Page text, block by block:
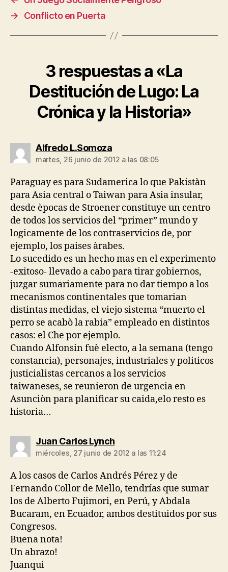
→
Conflicto en Puerta
3 respuestas a «La
Destitución de Lugo: La
Crónica y la Historia»
Alfredo L.Somozadice:
martes, 26 junio de 2012 a las 08:05
Paraguay es para Sudamerica lo que Pakistàn
para Asia central o Taiwan para Asia insular,
desde èpocas de Stroener constituye un centro
de todos los servicios del “primer” mundo y
logicamente de los contraservicios de, por
ejemplo, los paises àrabes.
Lo sucedido es un hecho mas en el experimento
-exitoso- llevado a cabo para tirar gobiernos,
juzgar sumariamente para no dar tiempo a los
mecanismos continentales que tomarian
distintas medidas, el viejo sistema “muerto el
perro se acabò la rabia” empleado en distintos
casos: el Che por ejemplo.
Cuando Alfonsin fuè electo, a la semana (tengo
constancia), personajes, industriales y politicos
justicialistas cercanos a los servicios
taiwaneses, se reunieron de urgencia en
Asunciòn para planificar su caida,elo resto es
historia…
Juan Carlos Lynchdice:
miércoles, 27 junio de 2012 a las 11:24
A los casos de Carlos Andrés Pérez y de
Fernando Collor de Mello, tendrías que sumar
los de Alberto Fujimori, en Perú, y Abdala
Bucaram, en Ecuador, ambos destituidos por sus
Congresos.
Buena nota!
Un abrazo!
Juanqui